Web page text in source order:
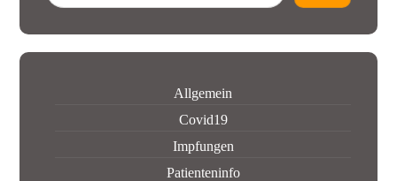
Allgemein
Covid19
Impfungen
Patienteninfo